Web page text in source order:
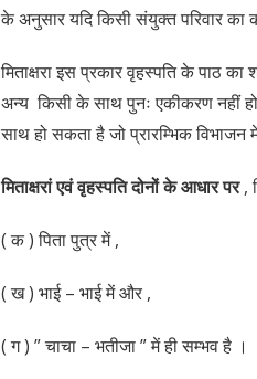
के अनुसार यदि किसी संयुक्त परिवार का
मिताक्षरा इस प्रकार वृहस्पति के पाठ
अन्य किसी के साथ पुनः एकीकरण नहीं हो
साथ हो सकता है जो प्रारम्भिक विभाजन
मिताक्षरां एवं वृहस्पति दोनों के आधार पर,
( क ) पिता पुत्र में ,
( ख ) भाई – भाई में और ,
( ग ) ” चाचा – भतीजा ” में ही सम्भव है ।